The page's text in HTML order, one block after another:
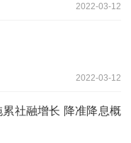
2022-03-12
2022-03-12
社融增长 降准降息概